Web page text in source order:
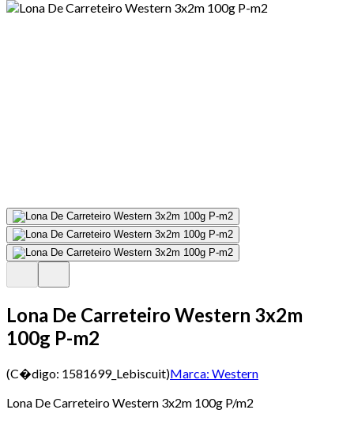
Lona De Carreteiro Western 3x2m
100g P-m2
(C�digo: 1581699_Lebiscuit)Marca: Western
Lona De Carreteiro Western 3x2m 100g P/m2